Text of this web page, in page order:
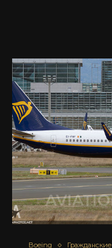
Boeing Гражданские